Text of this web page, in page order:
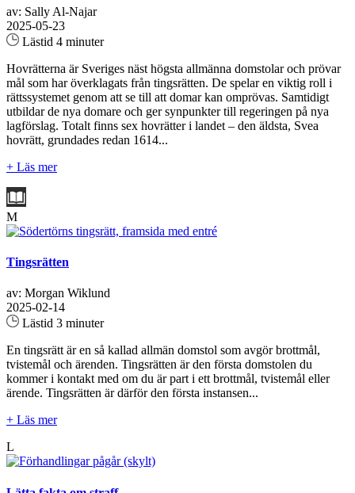
av: Sally Al-Najar
2025-05-23
Lästid 4 minuter
Hovrätterna är Sveriges näst högsta allmänna domstolar och prövar
mål som har överklagats från tingsrätten. De spelar en viktig roll i
rättssystemet genom att se till att domar kan omprövas. Samtidigt
utbildar de nya domare och ger synpunkter till regeringen på nya
lagförslag. Totalt finns sex hovrätter i landet – den äldsta, Svea
hovrätt, grundades redan 1614...
+ Läs mer
M
Tingsrätten
av: Morgan Wiklund
2025-02-14
Lästid 3 minuter
En tingsrätt är en så kallad allmän domstol som avgör brottmål,
tvistemål och ärenden. Tingsrätten är den första domstolen du
kommer i kontakt med om du är part i ett brottmål, tvistemål eller
ärende. Tingsrätten är därför den första instansen...
+ Läs mer
L